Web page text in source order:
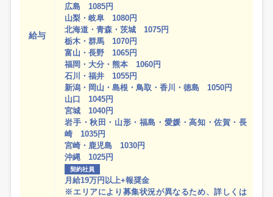
給与
広島 1085円
山梨・岐阜 1080円
北海道・青森・茨城 1075円
栃木・群馬 1070円
富山・長野 1065円
福岡・大分・熊本 1060円
石川・福井 1055円
新潟・岡山・島根・鳥取・香川・徳島 1050円
山口 1045円
宮城 1040円
岩手・秋田・山形・福島・愛媛・高知・佐賀・長
崎 1035円
宮崎・鹿児島 1030円
沖縄 1025円
契約社員
月給19万円以上+報奨金
※エリアにより募集状況が異なるため、詳しくは